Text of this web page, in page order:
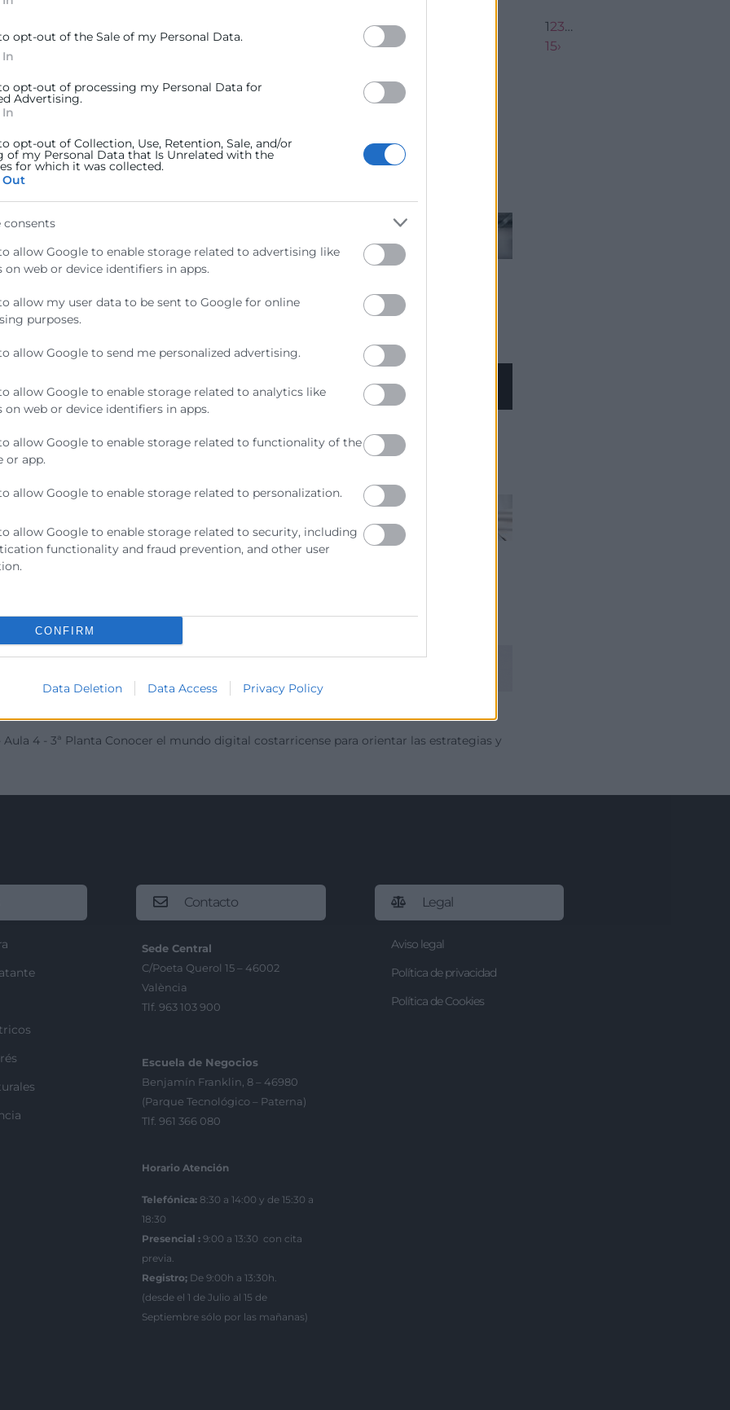
opt-out of the Sale of my Personal Data.
opt-out of processing my Personal Data for
Advertising.
opt-out of Collection, Use, Retention, Sale, and/or
of my Personal Data that Is Unrelated with the
for which it was collected.
consents
allow Google to enable storage related to advertising like
on web or device identifiers in apps.
allow my user data to be sent to Google for online
purposes.
allow Google to send me personalized advertising.
allow Google to enable storage related to analytics like
on web or device identifiers in apps.
allow Google to enable storage related to functionality of the
or app.
allow Google to enable storage related to personalization.
allow Google to enable storage related to security, including
functionality and fraud prevention, and other user
CONFIRM
Data Deletion Data Access Privacy Policy
emprendedores los pasos a seguir para poner en marcha su emp...
emprendedores los pasos a seguir para poner en marcha su emp...
conoce lo que viene
creación de Global Accreditation Cooperation, fruto de la integraci...
event de GoDigital Lumen 2026, impulsado por TICNegocios Cámara Vale...
4 - 3ª Planta Conocer el mundo digital costarricense para orientar las estrategias y
123…
15›
Contacto
Sede Central
C/Poeta Querol 15 – 46002
València
Tlf. 963 103 900
Escuela de Negocios
Benjamín Franklin, 8 – 46980
(Parque Tecnológico – Paterna)
Tlf. 961 366 080
Horario Atención
Telefónica: 8:30 a 14:00 y de 15:30 a
18:30
Presencial : 9:00 a 13:30 con cita
previa.
Registro; De 9:00h a 13:30h.
(desde el 1 de Julio al 15 de
Septiembre sólo por las mañanas)
Legal
Aviso legal
Política de privacidad
Política de Cookies